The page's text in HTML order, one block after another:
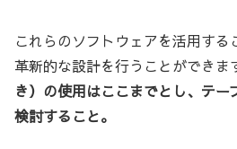
これらのソフトウェアを活用する
革新的な設計を行うことができま
き）の使用はここまでとし、テ
検討すること。